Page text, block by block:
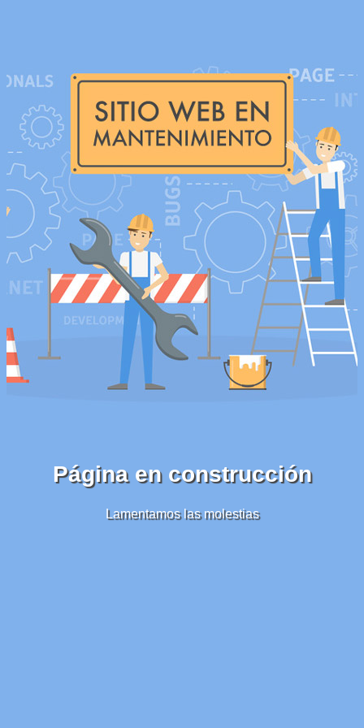
Página en construcción
Lamentamos las molestias